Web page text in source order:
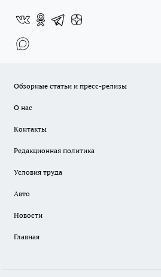
Обзорные статьи и пресс-релизы
О нас
Контакты
Редакционная политика
Условия труда
Авто
Новости
Главная